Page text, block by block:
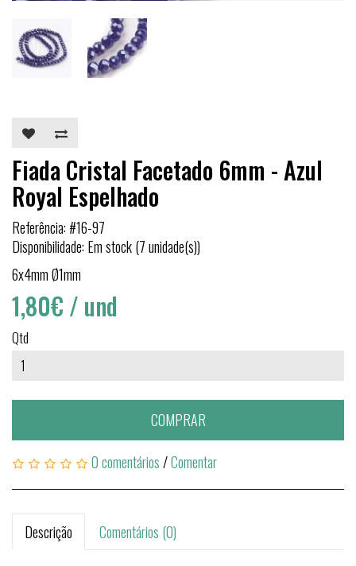
Fiada Cristal Facetado 6mm - Azul
Royal Espelhado
Referência: #16-97
Disponibilidade: Em stock (7 unidade(s))
6x4mm Ø1mm
1,80€ / und
Qtd
COMPRAR
0 comentários/Comentar
Descrição Comentários (0)